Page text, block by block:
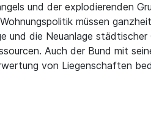
und der explodierenden
müssen
und die Neuanlage
Auch der Bund mit
von Liegenschaften